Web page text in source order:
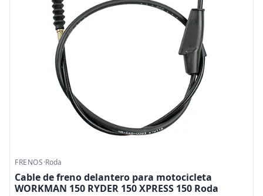
FRENOS·Roda
Cable de freno delantero para motocicleta
WORKMAN 150 RYDER 150 XPRESS 150 Roda